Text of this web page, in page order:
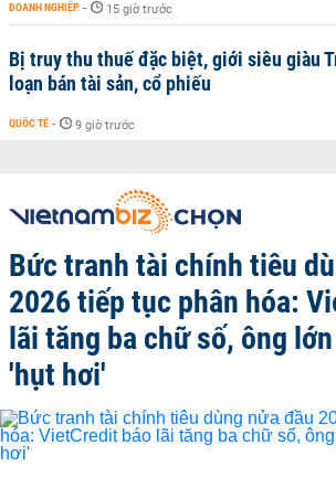
DOANH NGHIỆP - 15 giờ trước
Bị truy thu thuế đặc biệt, giới siêu giàu
loạn bán tài sản, cổ phiếu
QUỐC TẾ - 9 giờ trước
Bức tranh tài chính tiêu
2026 tiếp tục phân hóa:
lãi tăng ba chữ số, ông
'hụt hơi'